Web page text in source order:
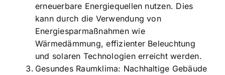
erneuerbare Energiequellen nutzen. Dies
kann durch die Verwendung von
Energiesparmaßnahmen wie
Wärmedämmung, effizienter Beleuchtung
und solaren Technologien erreicht werden.
Gesundes Raumklima: Nachhaltige Gebäude